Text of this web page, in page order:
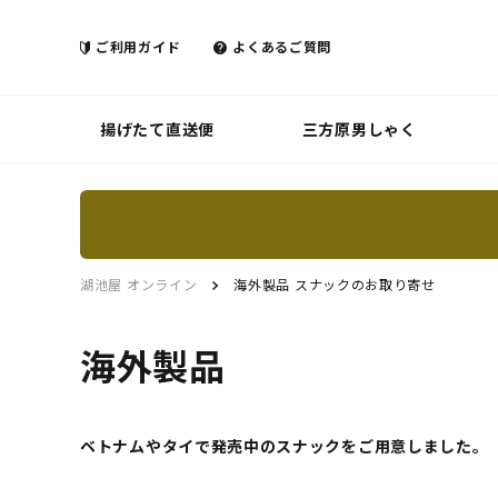
ご利用ガイド よくあるご質問
揚げたて直送便 三方原男しゃく
湖池屋 オンライン 海外製品 スナックのお取り寄せ
海外製品
ベトナムやタイで発売中のスナックをご用意しました。